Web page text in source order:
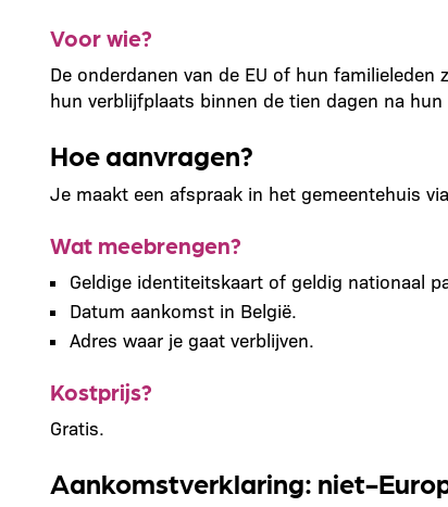
Voor wie?
De onderdanen van de EU of hun
hun verblijfplaats binnen de tien dagen na
Hoe aanvragen?
Je maakt een afspraak in het gemeentehuis
Wat meebrengen?
Geldige identiteitskaart of geldig nationaal
Datum aankomst in België.
Adres waar je gaat verblijven.
Kostprijs?
Gratis.
Aankomstverklaring: niet-